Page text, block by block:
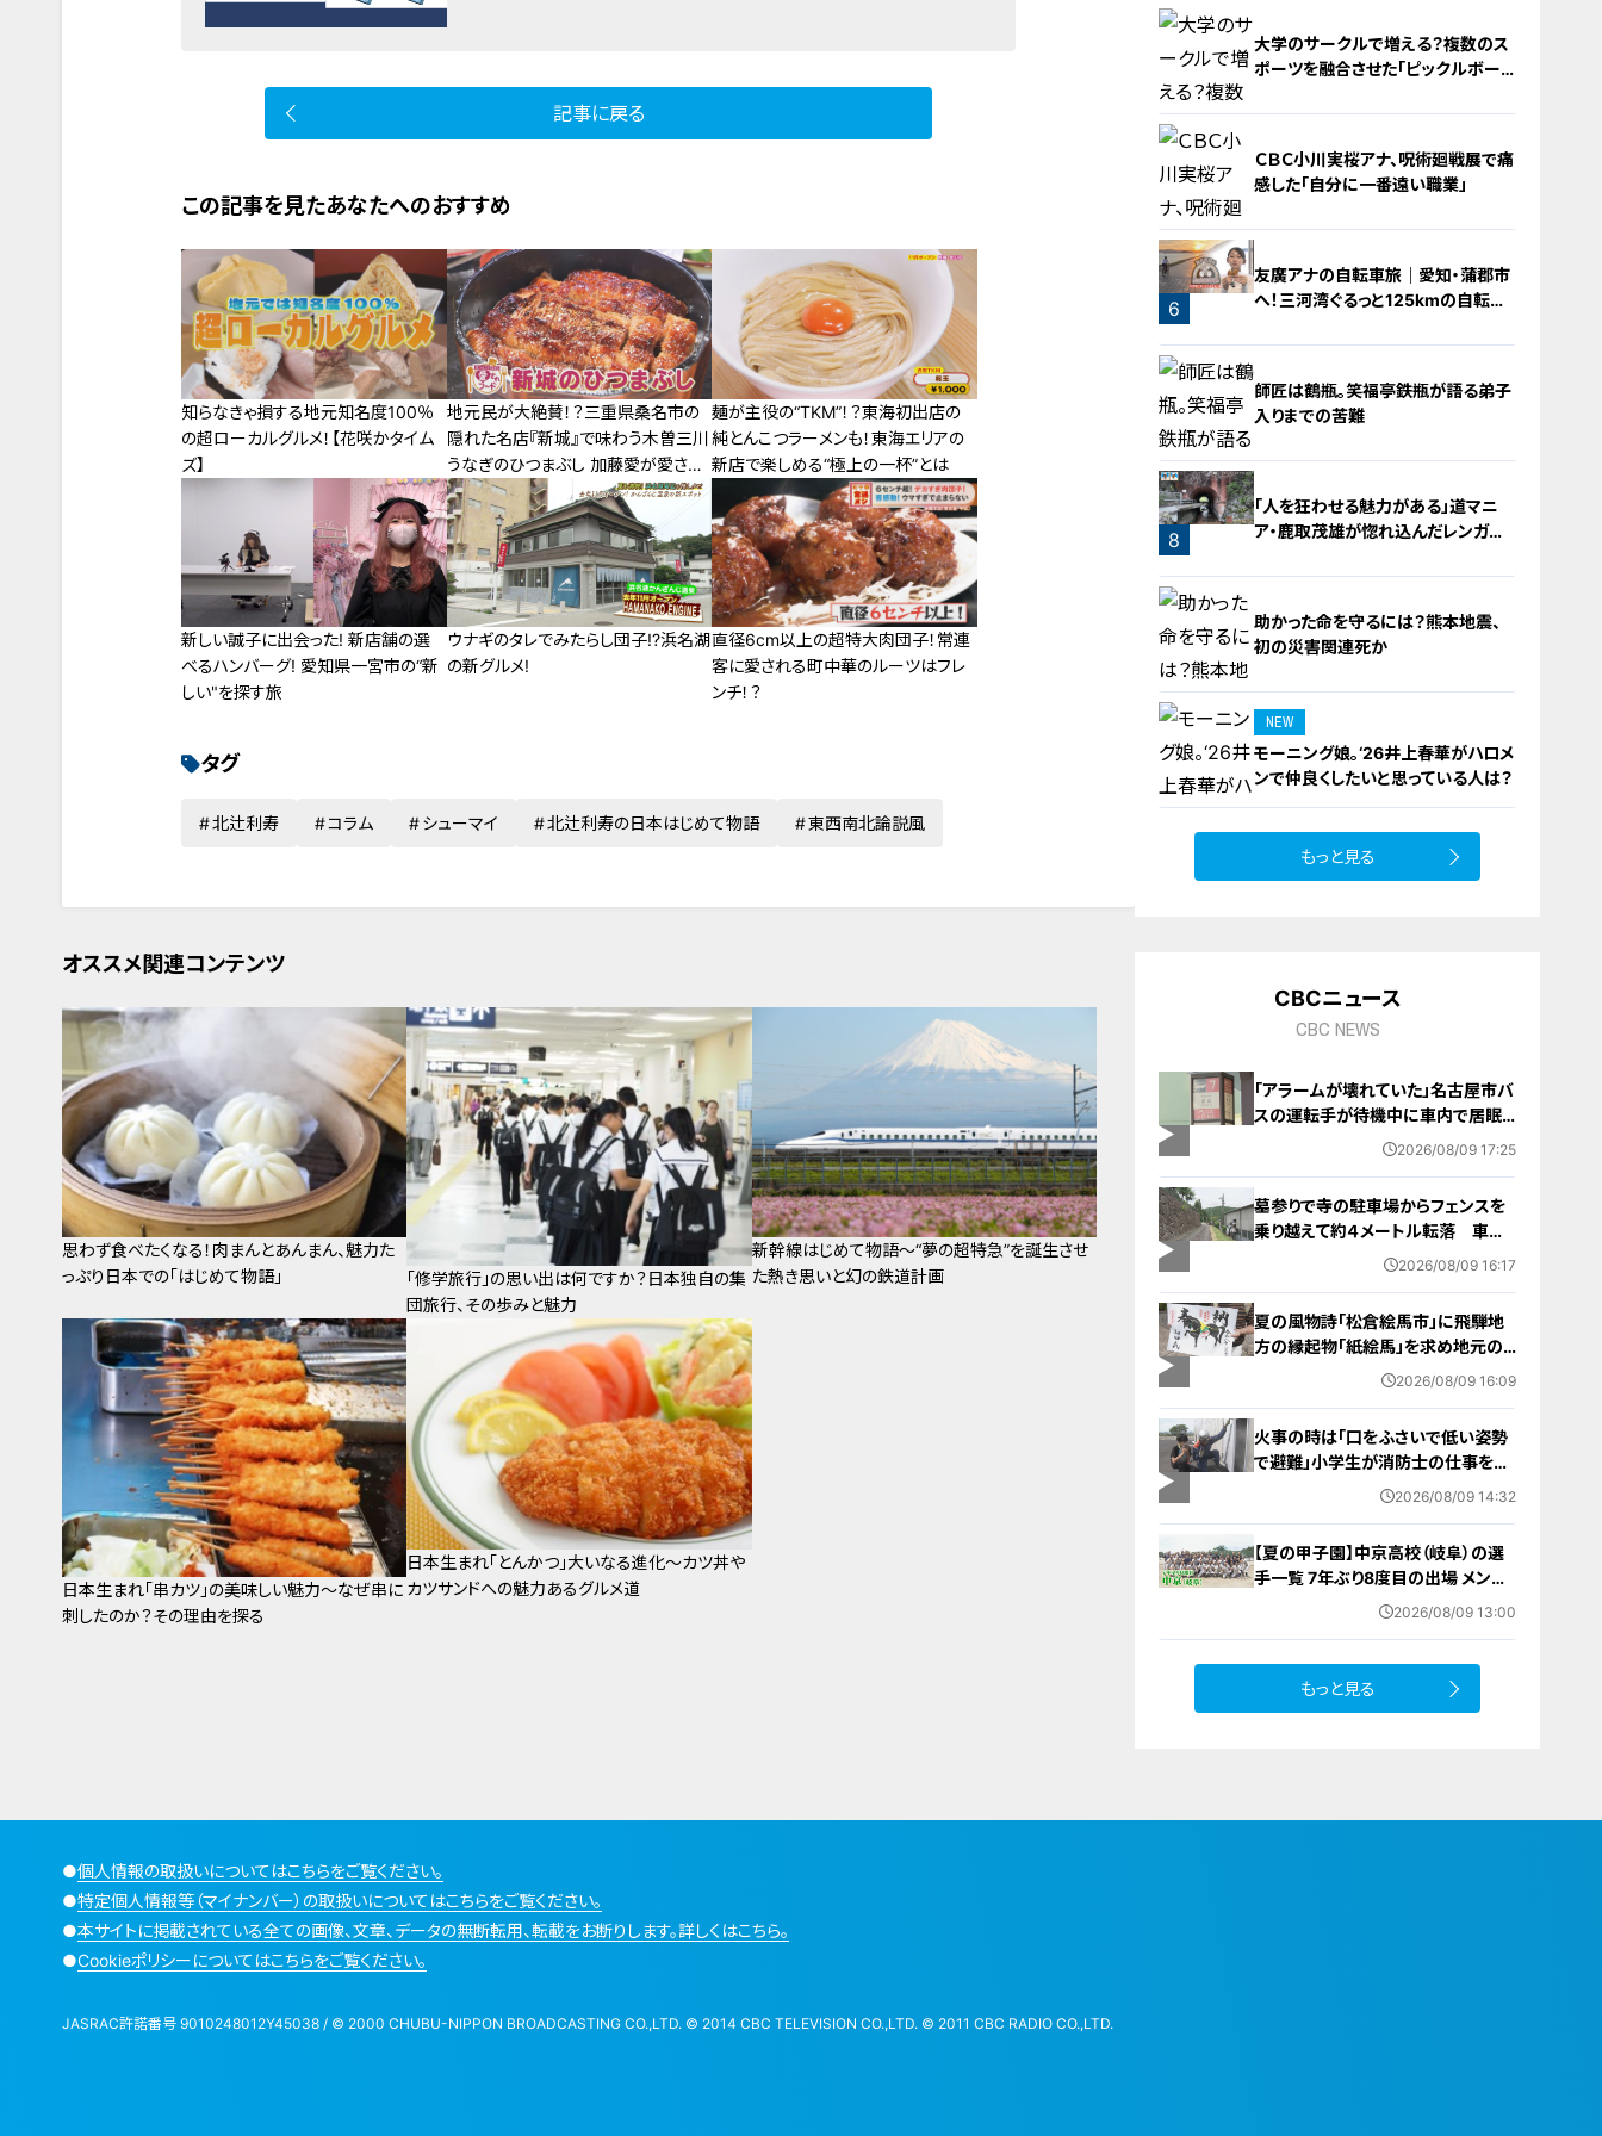
記事に戻る
この記事を見たあなたへのおすすめ
知らなきゃ損する地元知名度100％
の超ローカルグルメ！【花咲かタイム
ズ】
地元民が大絶賛！？三重県桑名市の
隠れた名店『新城』で味わう木曽三川
うなぎのひつまぶし 加藤愛が愛され
フードを徹底調査
麺が主役の“TKM”！？東海初出店の
純とんこつラーメンも！東海エリアの
新店で楽しめる“極上の一杯”とは
新しい誠子に出会った! 新店舗の選
べるハンバーグ! 愛知県一宮市の“新
しい"を探す旅
ウナギのタレでみたらし団子!?浜名湖
の新グルメ!
直径6cm以上の超特大肉団子！常連
客に愛される町中華のルーツはフレ
ンチ！？
タグ
北辻利寿 コラム シューマイ 北辻利寿の日本はじめて物語 東西南北論説風
オススメ関連コンテンツ
思わず食べたくなる！肉まんとあんまん、魅力た
っぷり日本での「はじめて物語」
「修学旅行」の思い出は何ですか？日本独自の集
団旅行、その歩みと魅力
新幹線はじめて物語～“夢の超特急”を誕生させ
た熱き思いと幻の鉄道計画
日本生まれ「串カツ」の美味しい魅力～なぜ串に
刺したのか？その理由を探る
日本生まれ「とんかつ」大いなる進化～カツ丼や
カツサンドへの魅力あるグルメ道
4
大学のサークルで増える？複数のス
ポーツを融合させた「ピックルボー
5
ＣＢＣ小川実桜アナ、呪術廻戦展で痛
感した「自分に一番遠い職業」
6
友廣アナの自転車旅｜愛知・蒲郡市
へ！三河湾ぐるっと125kmの自転車
7
師匠は鶴瓶。笑福亭鉄瓶が語る弟子
入りまでの苦難
8
「人を狂わせる魅力がある」道マニ
ア・鹿取茂雄が惚れ込んだレンガの
助かった命を守るには？熊本地震、
初の災害関連死か
NEW
モーニング娘。‘26井上春華がハロメ
ンで仲良くしたいと思っている人は？
もっと見る
CBCニュース
CBC NEWS
「アラームが壊れていた」名古屋市バ
スの運転手が待機中に車内で居眠
り 47分遅れで運行 金山～妙見
2026/08/09 17:25
墓参りで寺の駐車場からフェンスを
乗り越えて約４メートル転落 車に
乗っていた家族３人けが 岐阜・山
2026/08/09 16:17
夏の風物詩「松倉絵馬市」に飛騨地
方の縁起物「紙絵馬」を求め地元の
人や観光客が訪れる 幸せが駆け込
2026/08/09 16:09
火事の時は「口をふさいで低い姿勢
で避難」小学生が消防士の仕事を体
2026/08/09 14:32
【夏の甲子園】中京高校（岐阜）の選
手一覧 7年ぶり8度目の出場 メンバ
ー・出身中学・特徴は？高校野球
2026/08/09 13:00
もっと見る
●個人情報の取扱いについてはこちらをご覧ください。
●特定個人情報等（マイナンバー）の取扱いについてはこちらをご覧ください。
●本サイトに掲載されている全ての画像、文章、データの無断転用、転載をお断りします。詳しくはこちら。
●Cookieポリシーについてはこちらをご覧ください。
JASRAC許諾番号 9010248012Y45038 / © 2000 CHUBU-NIPPON BROADCASTING CO.,LTD. © 2014 CBC TELEVISION CO.,LTD. © 2011 CBC RADIO CO.,LTD.